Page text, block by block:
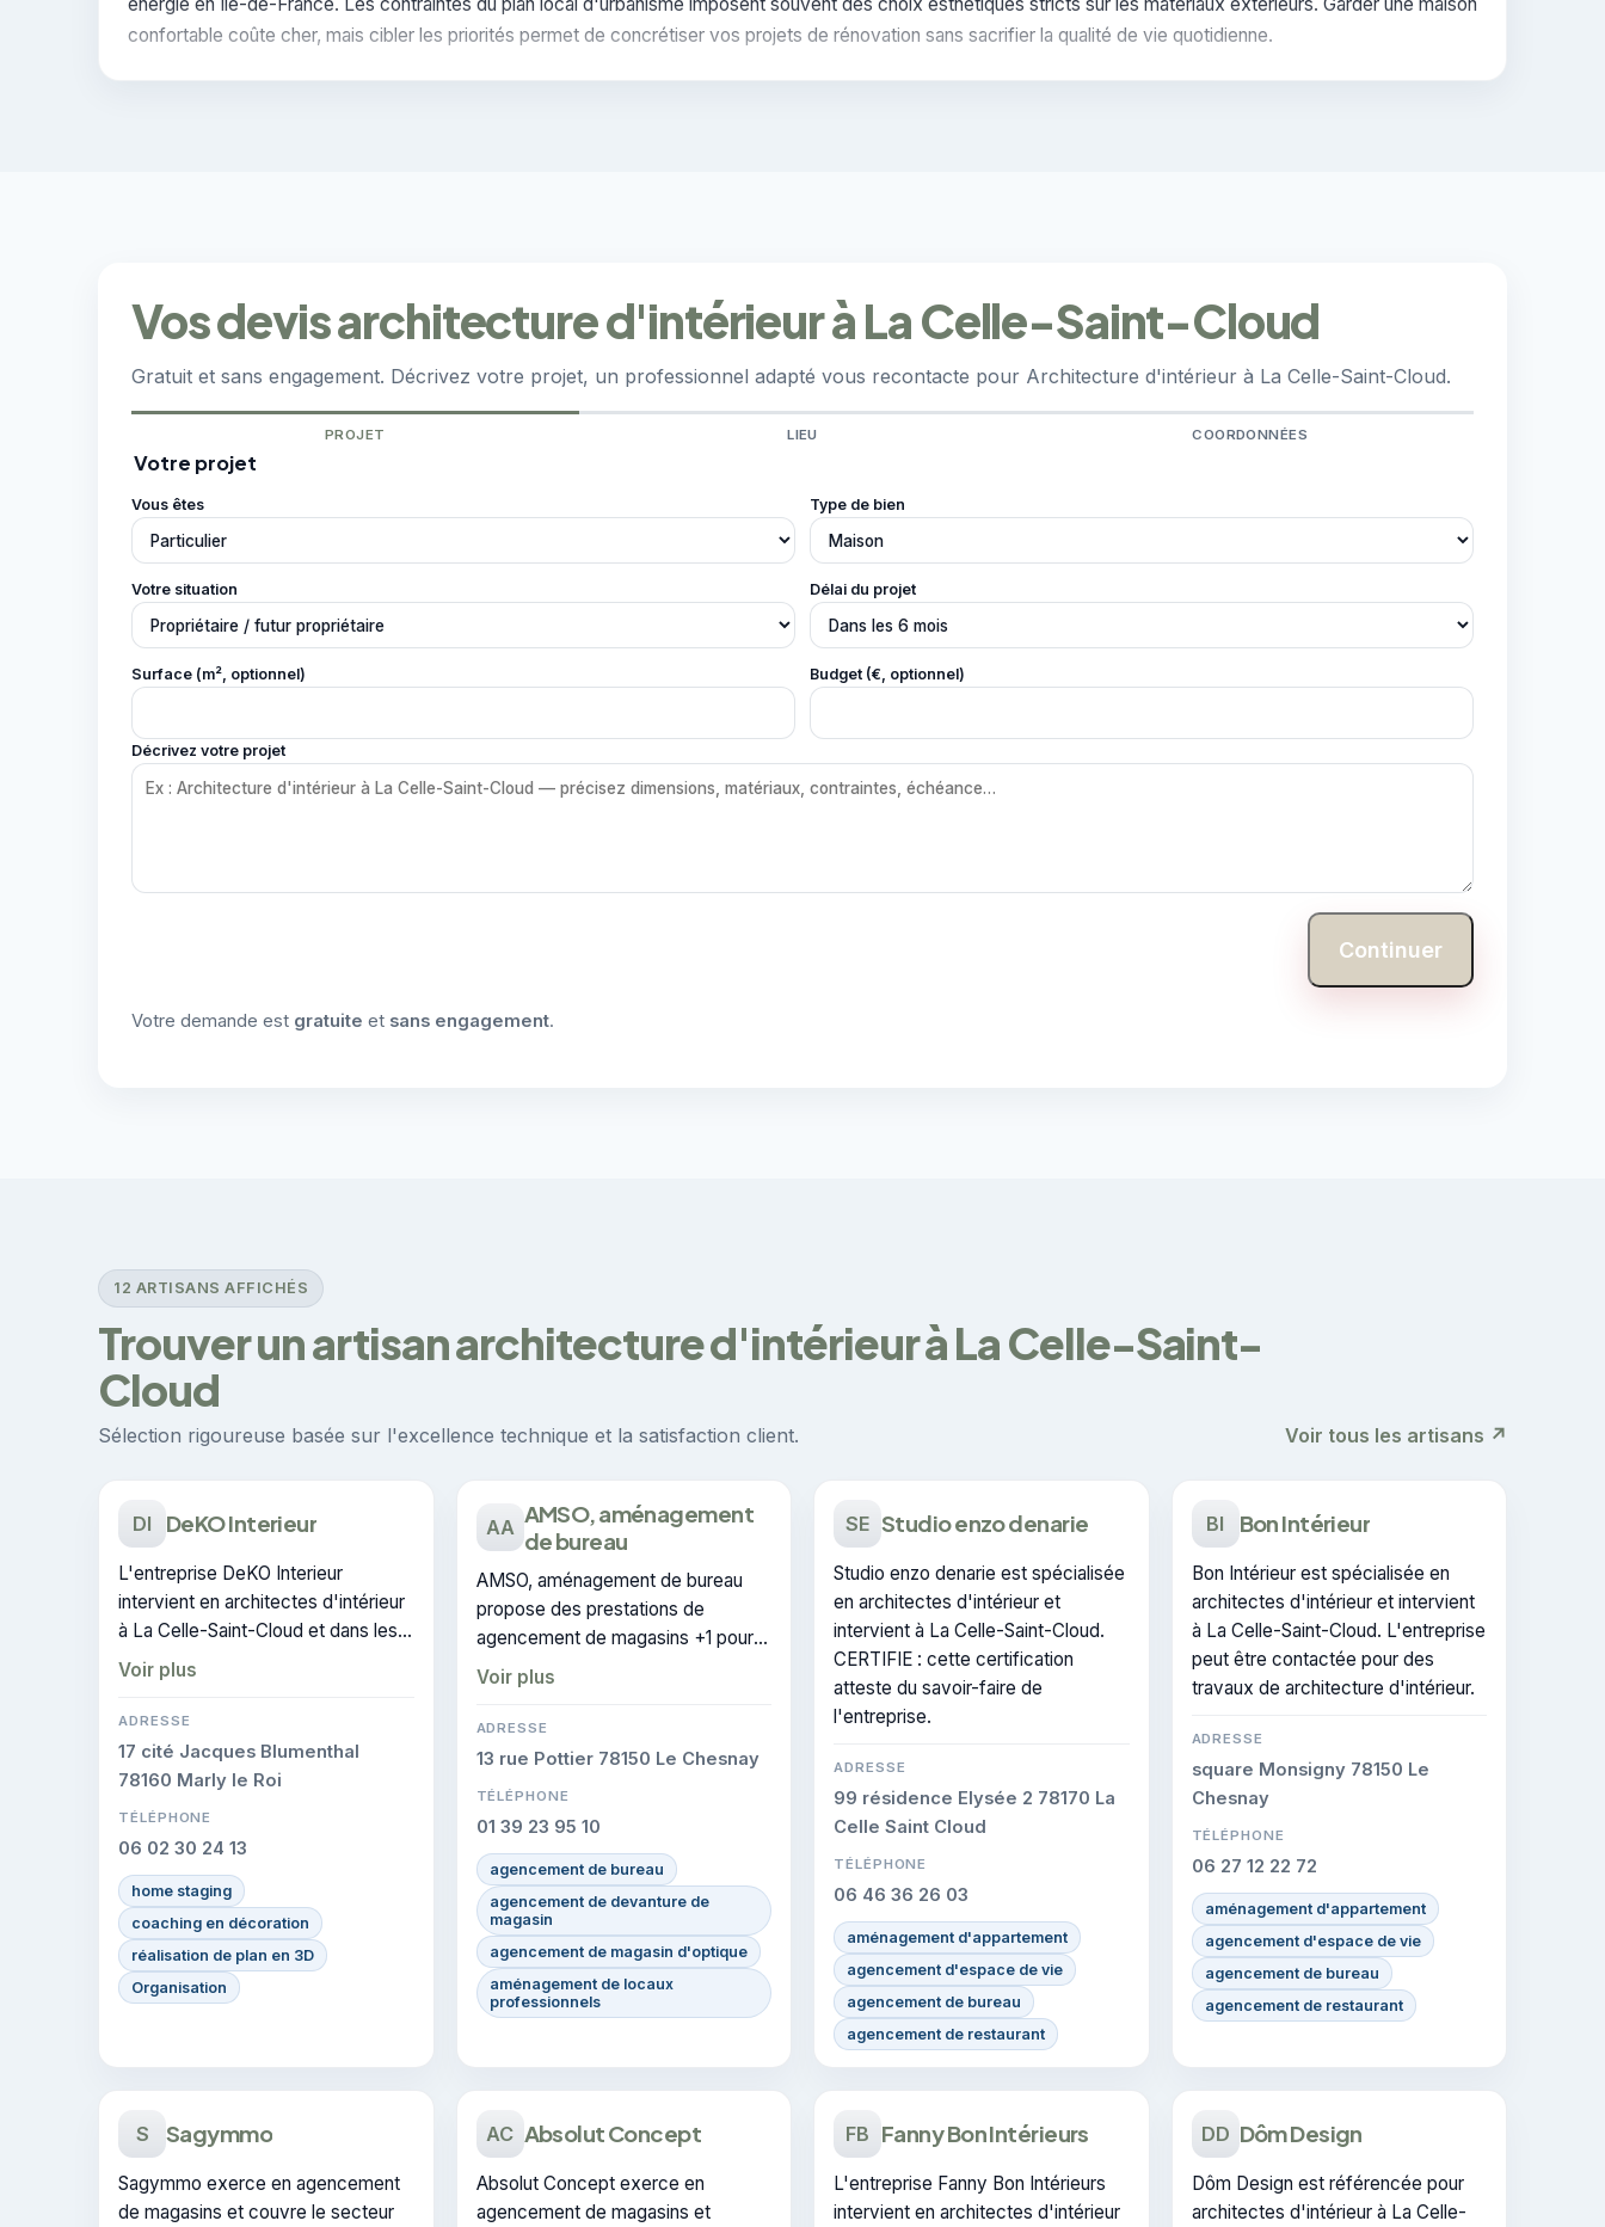
confortable coûte cher, mais cibler les priorités permet de concrétiser vos projets de rénovation sans sacrifier la qualité de vie quotidienne.
Vos devis architecture d'intérieur à La Celle-Saint-Cloud
Gratuit et sans engagement. Décrivez votre projet, un professionnel adapté vous recontacte pour Architecture d'intérieur à La Celle-Saint-Cloud.
PROJET LIEU COORDONNÉES
Votre projet
Vous êtes Type de bien
Votre situation Délai du projet
Surface (m², optionnel) Budget (€, optionnel)
Décrivez votre projet
Continuer
Votre demande est gratuite et sans engagement.
12 ARTISANS AFFICHÉS
Trouver un artisan architecture d'intérieur à La Celle-Saint-
Cloud
Sélection rigoureuse basée sur l'excellence technique et la satisfaction client. Voir tous les artisans ↗
DI DeKO Interieur
L'entreprise DeKO Interieur
intervient en architectes d'intérieur
à La Celle-Saint-Cloud et dans les
communes voisines. CERTIFIE :
cette certification atteste du
savoir-faire de l'entreprise.
Voir plus
ADRESSE
17 cité Jacques Blumenthal
78160 Marly le Roi
TÉLÉPHONE
06 02 30 24 13
home staging
coaching en décoration
réalisation de plan en 3D
Organisation
AA AMSO, aménagement
de bureau
AMSO, aménagement de bureau
propose des prestations de
agencement de magasins +1 pour
les particuliers à La Celle-Saint-
Cloud. L'entreprise dispose de la
certification CERTIFIE.
Voir plus
ADRESSE
13 rue Pottier 78150 Le Chesnay
TÉLÉPHONE
01 39 23 95 10
agencement de bureau
agencement de devanture de
magasin
agencement de magasin d'optique
aménagement de locaux
professionnels
SE Studio enzo denarie
Studio enzo denarie est spécialisée
en architectes d'intérieur et
intervient à La Celle-Saint-Cloud.
CERTIFIE : cette certification
atteste du savoir-faire de
l'entreprise.
ADRESSE
99 résidence Elysée 2 78170 La
Celle Saint Cloud
TÉLÉPHONE
06 46 36 26 03
aménagement d'appartement
agencement d'espace de vie
agencement de bureau
agencement de restaurant
BI Bon Intérieur
Bon Intérieur est spécialisée en
architectes d'intérieur et intervient
à La Celle-Saint-Cloud. L'entreprise
peut être contactée pour des
travaux de architecture d'intérieur.
ADRESSE
square Monsigny 78150 Le
Chesnay
TÉLÉPHONE
06 27 12 22 72
aménagement d'appartement
agencement d'espace de vie
agencement de bureau
agencement de restaurant
S Sagymmo
Sagymmo exerce en agencement
de magasins et couvre le secteur
AC Absolut Concept
Absolut Concept exerce en
agencement de magasins et
FB Fanny Bon Intérieurs
L'entreprise Fanny Bon Intérieurs
intervient en architectes d'intérieur
DD Dôm Design
Dôm Design est référencée pour
architectes d'intérieur à La Celle-